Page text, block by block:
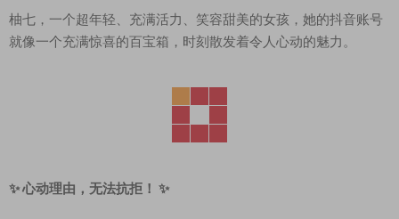
柚七，一个超年轻、充满活力、笑容甜美的女孩，她的抖音账号
就像一个充满惊喜的百宝箱，时刻散发着令人心动的魅力。
✨ 心动理由，无法抗拒！ ✨